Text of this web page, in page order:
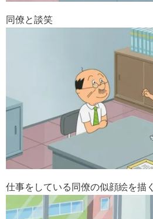
同僚と談笑
仕事をしている同僚の似顔絵を描く